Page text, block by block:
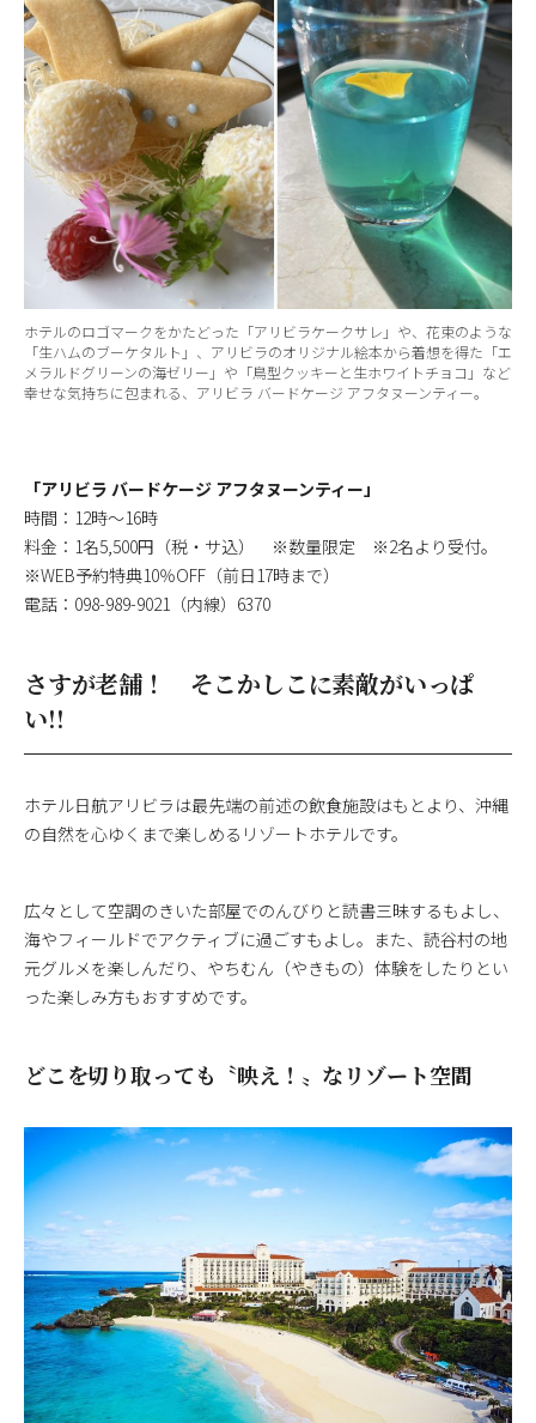
ホテルのロゴマークをかたどった「アリビラケークサレ」や、花束のような
「生ハムのブーケタルト」、アリビラのオリジナル絵本から着想を得た「エ
メラルドグリーンの海ゼリー」や「鳥型クッキーと生ホワイトチョコ」など
幸せな気持ちに包まれる、アリビラ バードケージ アフタヌーンティー。
「アリビラ バードケージ アフタヌーンティー」
時間：12時～16時
料金：1名5,500円（税・サ込） ※数量限定 ※2名より受付。
※WEB予約特典10％OFF（前日17時まで）
電話：098-989-9021（内線）6370
さすが老舗！ そこかしこに素敵がいっぱ
い!!
ホテル日航アリビラは最先端の前述の飲食施設はもとより、沖縄
の自然を心ゆくまで楽しめるリゾートホテルです。
広々として空調のきいた部屋でのんびりと読書三昧するもよし、
海やフィールドでアクティブに過ごすもよし。また、読谷村の地
元グルメを楽しんだり、やちむん（やきもの）体験をしたりとい
った楽しみ方もおすすめです。
どこを切り取っても〝映え！〟なリゾート空間